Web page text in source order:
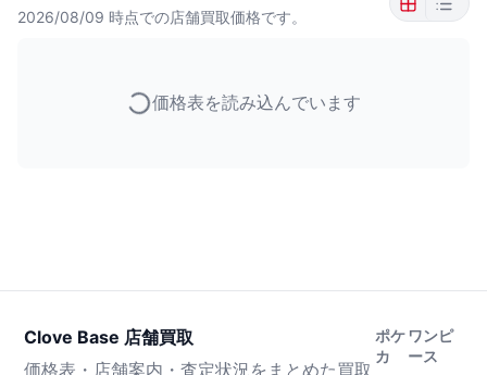
2026/08/09 時点での店舗買取価格です。
価格表を読み込んでいます
Clove Base 店舗買取
価格表・店舗案内・査定状況をまとめた買取
ポケ
カ
ワンピ
ース